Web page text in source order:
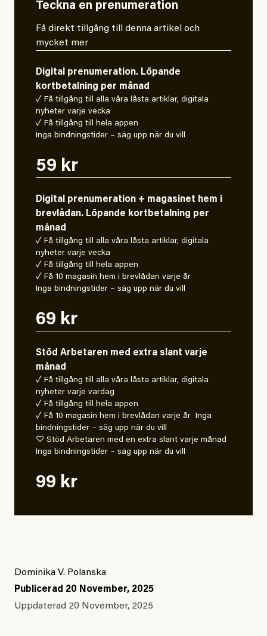
Teckna en prenumeration
Få direkt tillgång till denna artikel och
mycket mer
Digital prenumeration. Löpande
kortbetalning per månad
✓ Få tillgång till alla våra låsta artiklar, digitala
nyheter varje vecka
✓ Få tillgång till hela appen
Inga bindningstider – säg upp när du vill
59 kr
Digital prenumeration + magasinet hem i
brevlådan. Löpande kortbetalning per
månad
✓ Få tillgång till alla våra låsta artiklar, digitala
nyheter varje vecka
✓ Få tillgång till hela appen
✓ Få 10 magasin hem i brevlådan varje år
Inga bindningstider – säg upp när du vill
69 kr
Stöd Arbetaren med extra slant varje
månad
✓ Få tillgång till alla våra låsta artiklar, digitala
nyheter varje vardag
✓ Få tillgång till hela appen
✓ Få 10 magasin hem i brevlådan varje år Inga
bindningstider – säg upp när du vill
♡ Stöd Arbetaren med en extra slant varje månad
Inga bindningstider – säg upp när du vill
99 kr
Dominika V. Polanska
Publicerad 20 November, 2025
Uppdaterad 20 November, 2025